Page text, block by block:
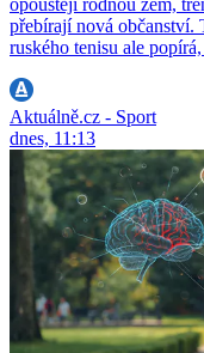
opouštějí rodnou zem,
přebírají nová občanství.
ruského tenisu ale
Aktuálně.cz - Sport
dnes, 11:13